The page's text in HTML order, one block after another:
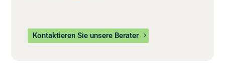
Kontaktieren Sie unsere Berater